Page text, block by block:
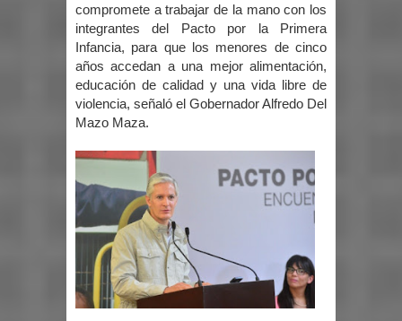
compromete a trabajar de la mano con los
integrantes del Pacto por la Primera
Infancia, para que los menores de cinco
años accedan a una mejor alimentación,
educación de calidad y una vida libre de
violencia, señaló el Gobernador Alfredo Del
Mazo Maza.